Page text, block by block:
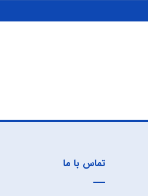
تماس با ما